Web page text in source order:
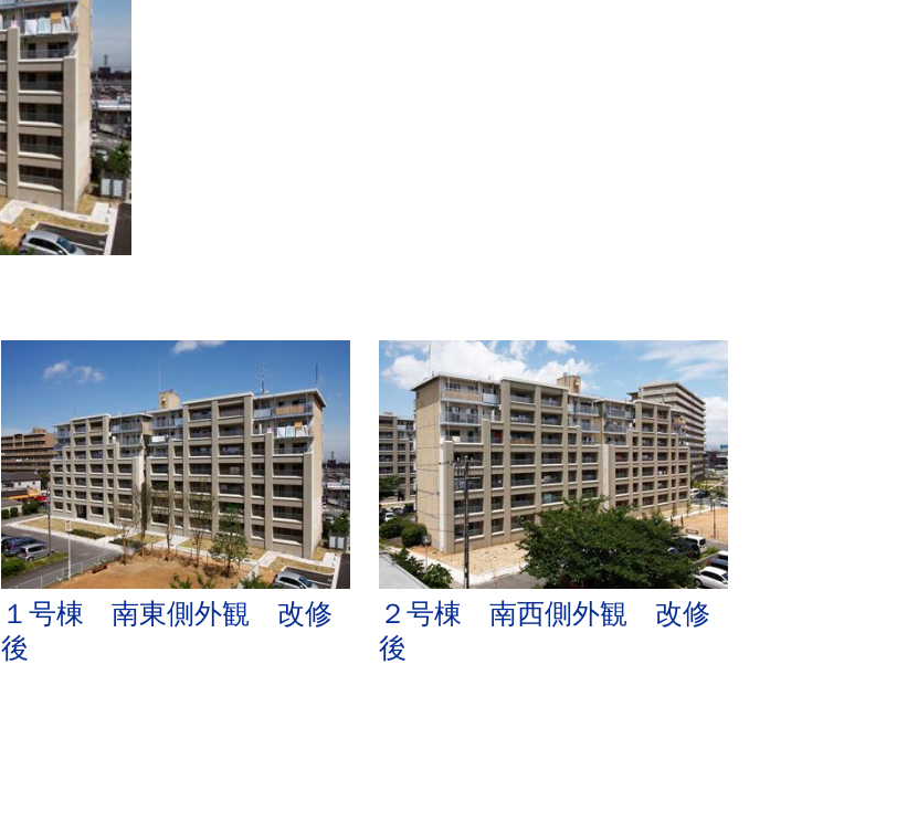
１号棟 南東側外観 改修
後
２号棟 南西側外観 改修
後